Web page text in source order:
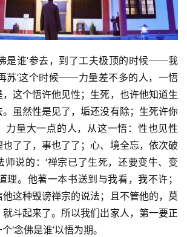
是谁’参去，到了工夫极顶的时候──我
苏’这个时候──力量差不多的人，一悟
这个悟许他见性；生死，也许他知道生
虽然性是见了，垢还没有除；生死许你
力量大一点的人，从这一悟：性也见性
了了，事也了了；心、境全忘，依次破
师说的：‘禅宗已了生死，还要变牛、变
理。他著一本书送到与我看，我不许；
这种毁谤禅宗的说法；且不管他的，莫
斗起来了。所以我们出家人，第一要正
‘念佛是谁’以悟为期。